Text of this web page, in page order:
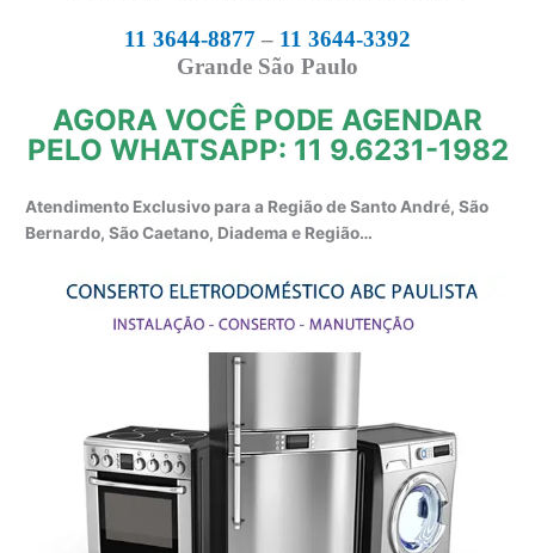
11 3644-8877 – 11 3644-3392
Grande São Paulo
AGORA VOCÊ PODE AGENDAR
PELO WHATSAPP: 11 9.6231-1982
Atendimento Exclusivo para a Região de Santo André, São
Bernardo, São Caetano, Diadema e Região…